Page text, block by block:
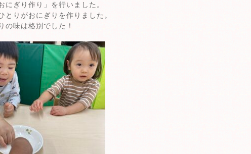
にぎり作り」を行いました。
とりがおにぎりを作りました。
の味は格別でした！